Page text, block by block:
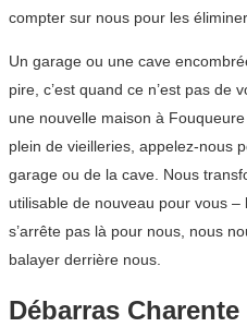
compter sur nous pour les
Un garage ou une cave
pire, c’est quand ce n’est pas de
une nouvelle maison à
plein de vieilleries, appelez-nous
garage ou de la cave. Nous
utilisable de nouveau pour vous –
s’arrête pas là pour nous, nous
balayer derrière nous.
Débarras Charente